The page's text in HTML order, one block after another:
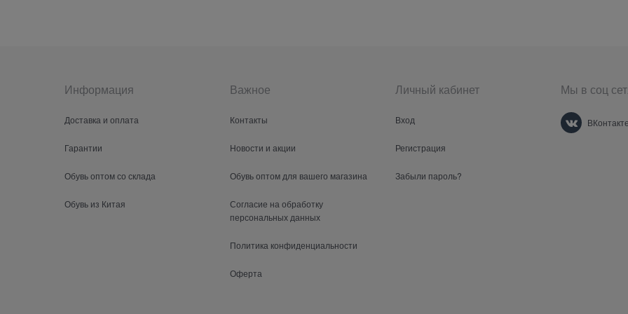
Информация
Доставка и оплата
Гарантии
Обувь оптом со склада
Обувь из Китая
Важное
Контакты
Новости и акции
Обувь оптом для вашего магазина
Согласие на обработку
персональных данных
Политика конфиденциальности
Оферта
Личный кабинет
Вход
Регистрация
Забыли пароль?
Мы в соц